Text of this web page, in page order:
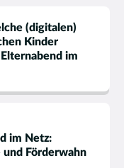
(digitalen)
Kinder
im
im Netz:
Förderwahn